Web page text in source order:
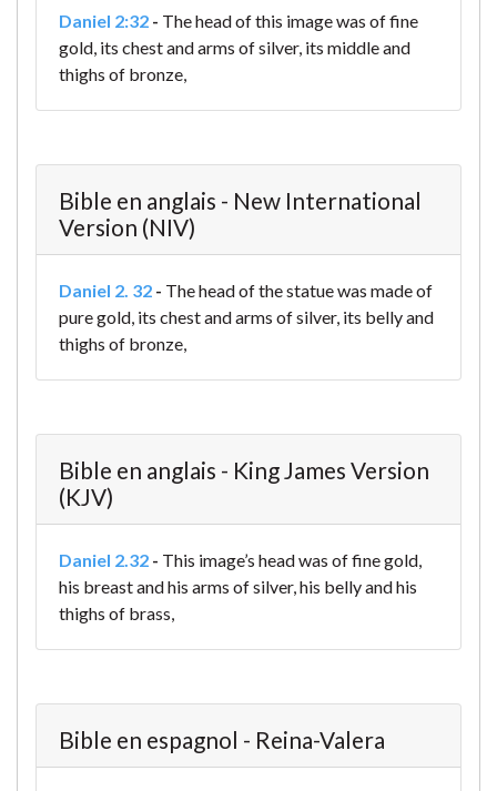
Daniel 2:32 - The head of this image was of fine
gold, its chest and arms of silver, its middle and
thighs of bronze,
Bible en anglais - New International
Version (NIV)
Daniel 2. 32 - The head of the statue was made of
pure gold, its chest and arms of silver, its belly and
thighs of bronze,
Bible en anglais - King James Version
(KJV)
Daniel 2.32 - This image’s head was of fine gold,
his breast and his arms of silver, his belly and his
thighs of brass,
Bible en espagnol - Reina-Valera